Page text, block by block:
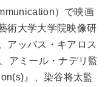
）で映画
術大学大学院映像研
アッバス・キアロス
アミール・ナデリ監
』、染谷将太監